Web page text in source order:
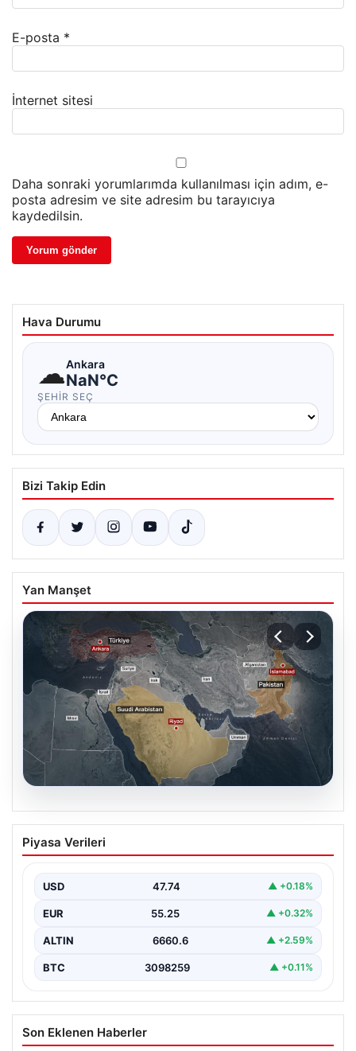
E-posta *
İnternet sitesi
Daha sonraki yorumlarımda kullanılması için adım, e-
posta adresim ve site adresim bu tarayıcıya
kaydedilsin.
Hava Durumu
☁Ankara
NaN°C
ŞEHIR SEÇ
Bizi Takip Edin
Yan Manşet
Mekke Ortak Savunma Anlaşması ne
anlama geliyor? Türkiye, Suudi
ayrıntılar ortaya çıktı
Piyasa Verileri
USD 47.74 ▲ +0.18%
EUR 55.25 ▲ +0.32%
ALTIN 6660.6 ▲ +2.59%
BTC 3098259 ▲ +0.11%
Son Eklenen Haberler